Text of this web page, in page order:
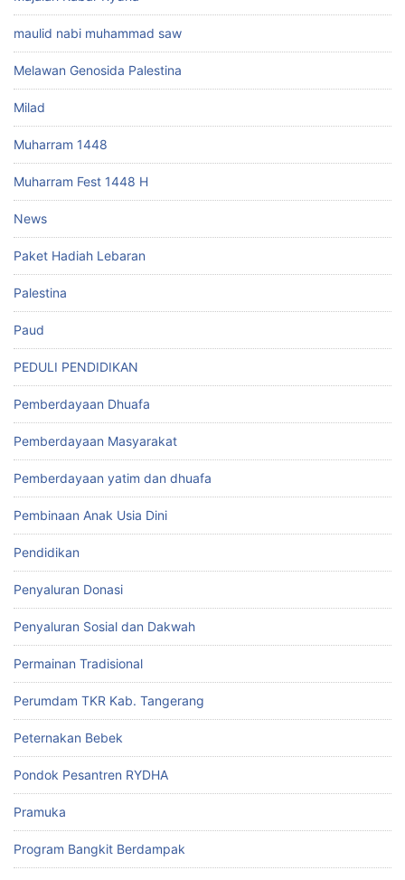
maulid nabi muhammad saw
Melawan Genosida Palestina
Milad
Muharram 1448
Muharram Fest 1448 H
News
Paket Hadiah Lebaran
Palestina
Paud
PEDULI PENDIDIKAN
Pemberdayaan Dhuafa
Pemberdayaan Masyarakat
Pemberdayaan yatim dan dhuafa
Pembinaan Anak Usia Dini
Pendidikan
Penyaluran Donasi
Penyaluran Sosial dan Dakwah
Permainan Tradisional
Perumdam TKR Kab. Tangerang
Peternakan Bebek
Pondok Pesantren RYDHA
Pramuka
Program Bangkit Berdampak